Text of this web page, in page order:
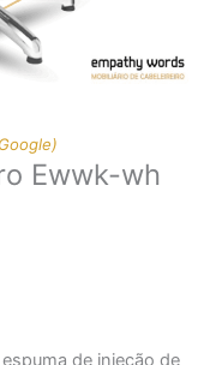
Ewwk-wh
de injeção de